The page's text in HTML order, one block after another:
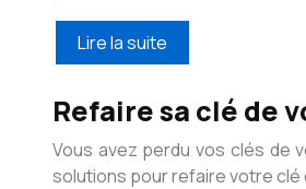
Lire la suite
Refaire sa clé de
Vous avez perdu vos clés de
solutions pour refaire votre